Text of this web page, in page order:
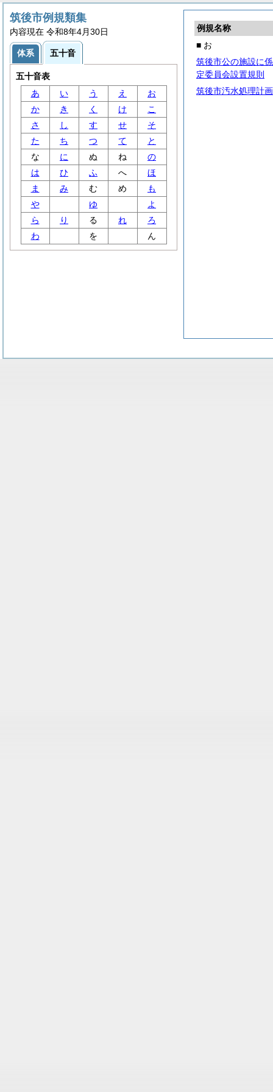
例規名称
■ お
筑後市公の施設に
定委員会設置規則
筑後市汚水処理計
筑後市例規類集
内容現在 令和8年4月30日
体系 五十音
五十音表
あ
い う え
お
か
き く け
こ
さ
し す せ
そ
た
ち つ て
と
な
に ぬ ね
の
は
ひ ふ へ
ほ
ま
み む め
も
や
ゆ
よ
ら
り る れ
ろ
わ
を ん